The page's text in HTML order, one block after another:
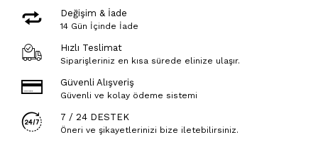
Değişim & İade
14 Gün İçinde İade
Hızlı Teslimat
Siparişleriniz en kısa sürede elinize ulaşır.
Güvenli Alışveriş
Güvenli ve kolay ödeme sistemi
7 / 24 DESTEK
Öneri ve şikayetlerinizi bize iletebilirsiniz.